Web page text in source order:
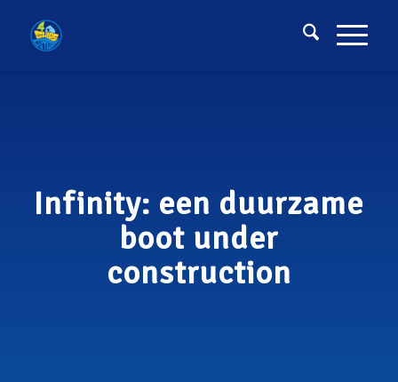
Infinity: een duurzame
boot under
construction